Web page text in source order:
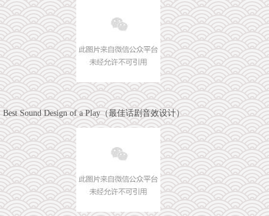
Best Sound Design of a Play（最佳话剧音效设计）